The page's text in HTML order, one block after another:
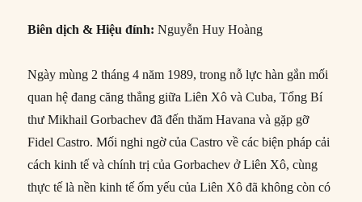
Biên dịch & Hiệu đính: Nguyễn Huy Hoàng
Ngày mùng 2 tháng 4 năm 1989, trong nỗ lực hàn gắn mối
quan hệ đang căng thẳng giữa Liên Xô và Cuba, Tổng Bí
thư Mikhail Gorbachev đã đến thăm Havana và gặp gỡ
Fidel Castro. Mối nghi ngờ của Castro về các biện pháp cải
cách kinh tế và chính trị của Gorbachev ở Liên Xô, cùng
thực tế là nền kinh tế ốm yếu của Liên Xô đã không còn có